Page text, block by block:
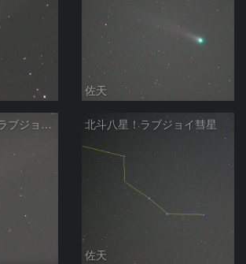
佐天
アイソン突入日のラブジョイ彗星 北斗八星！ラブジョイ彗星
佐天